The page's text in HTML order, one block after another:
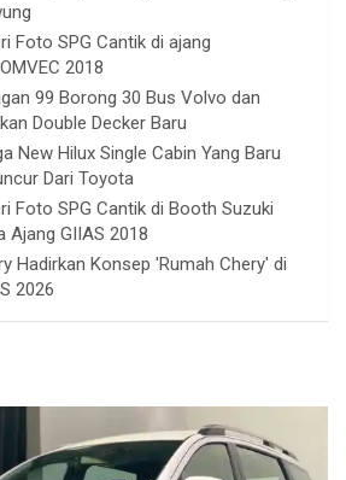
Foto SPG Cantik di ajang
2018
99 Borong 30 Bus Volvo dan
Double Decker Baru
New Hilux Single Cabin Yang Baru
Dari Toyota
Foto SPG Cantik di Booth Suzuki
Ajang GIIAS 2018
Hadirkan Konsep 'Rumah Chery' di
2026